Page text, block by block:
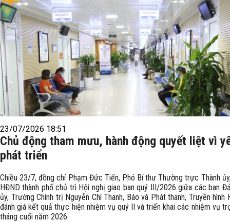
23/07/2026 18:51
Chủ động tham mưu, hành động quyết liệt vì
phát triển
Chiều 23/7, đồng chí Phạm Đức Tiến, Phó Bí thư Thường trực Thành
HĐND thành phố chủ trì Hội nghị giao ban quý III/2026 giữa các ban
ủy, Trường Chính trị Nguyễn Chí Thanh, Báo và Phát thanh, Truyền hình
đánh giá kết quả thực hiện nhiệm vụ quý II và triển khai các nhiệm vụ
tháng cuối năm 2026.